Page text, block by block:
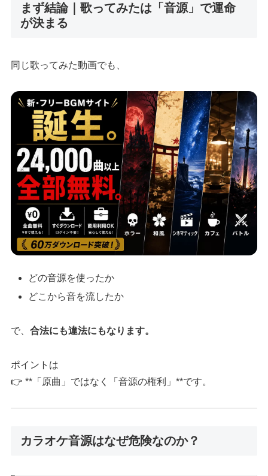
まず結論｜歌ってみたは「音源」で運命
が決まる
同じ歌ってみた動画でも、
どの音源を使ったか
どこから音を流したか
で、合法にも違法にもなります。
ポイントは
👉 **「原曲」ではなく「音源の権利」**です。
カラオケ音源はなぜ危険なのか？